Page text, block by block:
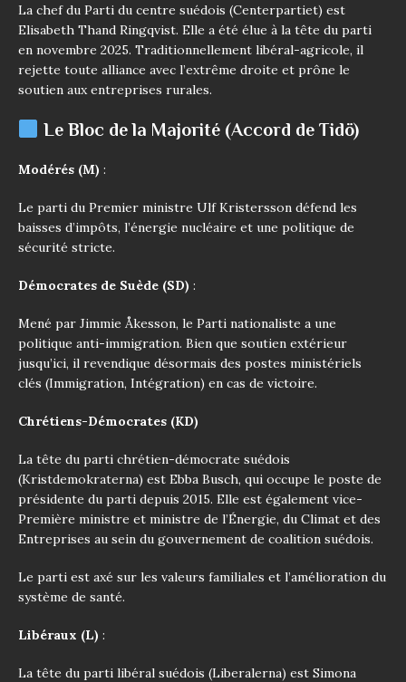
La chef du Parti du centre suédois (Centerpartiet) est
Elisabeth Thand Ringqvist. Elle a été élue à la tête du parti
en novembre 2025. Traditionnellement libéral-agricole, il
rejette toute alliance avec l’extrême droite et prône le
soutien aux entreprises rurales.
Le Bloc de la Majorité (Accord de Tidö)
Modérés (M) :
Le parti du Premier ministre Ulf Kristersson défend les
baisses d’impôts, l’énergie nucléaire et une politique de
sécurité stricte.
Démocrates de Suède (SD) :
Mené par Jimmie Åkesson, le Parti nationaliste a une
politique anti-immigration. Bien que soutien extérieur
jusqu’ici, il revendique désormais des postes ministériels
clés (Immigration, Intégration) en cas de victoire.
Chrétiens-Démocrates (KD)
La tête du parti chrétien-démocrate suédois
(Kristdemokraterna) est Ebba Busch, qui occupe le poste de
présidente du parti depuis 2015. Elle est également vice-
Première ministre et ministre de l’Énergie, du Climat et des
Entreprises au sein du gouvernement de coalition suédois.
Le parti est axé sur les valeurs familiales et l’amélioration du
système de santé.
Libéraux (L) :
La tête du parti libéral suédois (Liberalerna) est Simona